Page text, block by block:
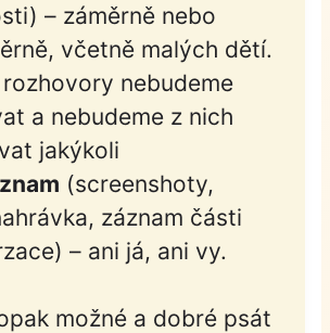
– záměrně nebo
včetně malých dětí.
rozhovory nebudeme
a nebudeme z nich
jakýkoli
(screenshoty,
záznam části
– ani já, ani vy.
možné a dobré psát